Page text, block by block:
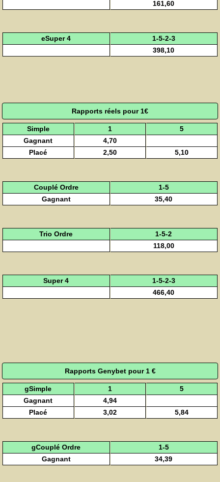
161,60
eSuper 4
1-5-2-3
398,10
Rapports réels pour 1€
Simple 1
5
Gagnant
4,70
Placé
2,50 5,10
Couplé Ordre
1-5
Gagnant
35,40
Trio Ordre
1-5-2
118,00
Super 4
1-5-2-3
466,40
Rapports Genybet pour 1 €
gSimple 1
5
Gagnant
4,94
Placé
3,02 5,84
gCouplé Ordre
1-5
Gagnant
34,39